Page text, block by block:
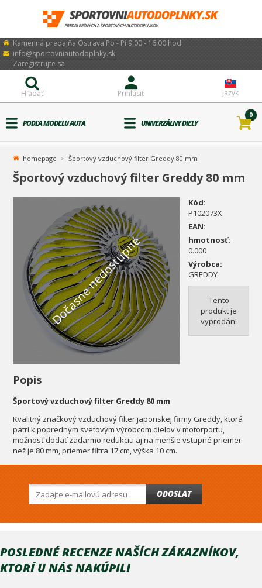
Kamenná predajňa Ostrava Po - Pi 9:00 - 16:00 hod.
info@sportovniautodoplnky.sk
Jazyk
Prihlásiť
Zaregistrujte sa
Hľadať
PODĽA MODELU AUTA UNIVERZÁLNY DIELY
0
homepage Športový vzduchový filter Greddy 80 mm
Športový vzduchový filter Greddy 80 mm
Dočasne nedostupné
Kód:
P102073X
EAN:
hmotnosť:
0.000
Výrobca:
GREDDY
Tento
produkt je
vyprodán!
Popis
Športový vzduchový filter Greddy 80 mm
Kvalitný značkový vzduchový filter japonskej firmy Greddy, ktorá
patrí k popredným svetovým výrobcom dielov v motorportu,
možnosť dodať zadarmo redukciu aj na menšie vstupné priemer
než je 80 mm, priemer filtra 17 cm, výška 10 cm.
ODOSLAT
POSLEDNÉ RECENZE NAŠÍCH ZÁKAZNÍKOV,
KTORÍ U NÁS NAKÚPILI